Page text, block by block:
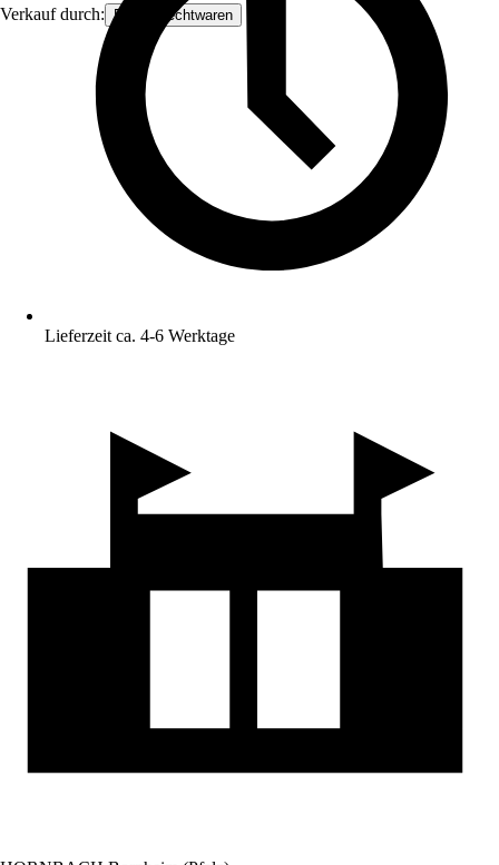
Verkauf durch: Frank Flechtwaren
Lieferzeit ca. 4-6 Werktage